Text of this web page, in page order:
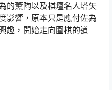
的薰陶以及棋壇名人塔矢
響，原本只是應付佐為
趣，開始走向圍棋的道